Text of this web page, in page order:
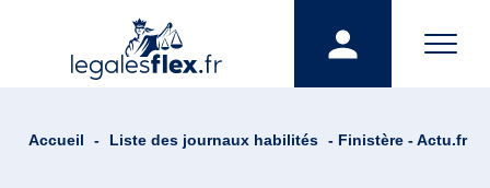
Accueil - Liste des journaux habilités - Finistère - Actu.fr